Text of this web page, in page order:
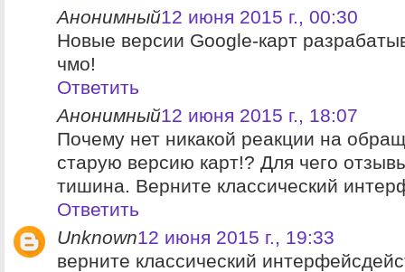
Анонимный12 июня 2015 г., 00:30
Новые версии Google-карт
чмо!
Ответить
Анонимный12 июня 2015 г., 18:07
Почему нет никакой реакции на
старую версию карт!? Для чего
тишина. Верните классический
Ответить
Unknown12 июня 2015 г., 19:33
верните классический